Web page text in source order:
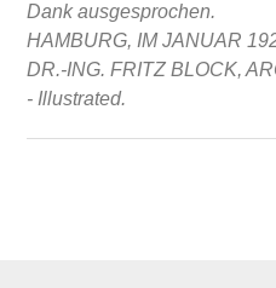
Dank ausgesprochen.
HAMBURG, IM JANUAR
DR.-ING. FRITZ BLOCK,
- Illustrated.